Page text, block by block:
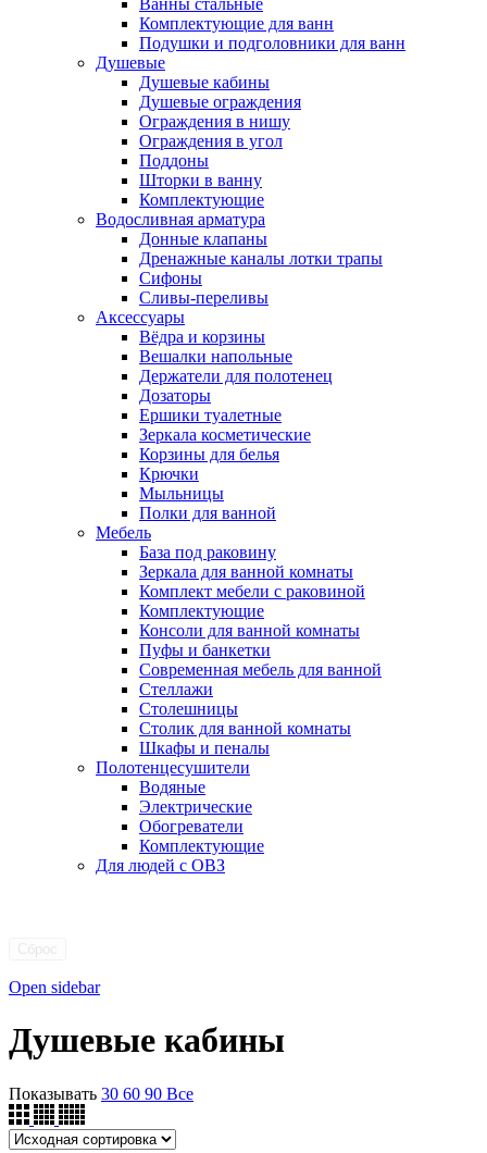
Ванны стальные
Комплектующие для ванн
Подушки и подголовники для ванн
Душевые
Душевые кабины
Душевые ограждения
Ограждения в нишу
Ограждения в угол
Поддоны
Шторки в ванну
Комплектующие
Водосливная арматура
Донные клапаны
Дренажные каналы лотки трапы
Сифоны
Сливы-переливы
Аксессуары
Вёдра и корзины
Вешалки напольные
Держатели для полотенец
Дозаторы
Ершики туалетные
Зеркала косметические
Корзины для белья
Крючки
Мыльницы
Полки для ванной
Мебель
База под раковину
Зеркала для ванной комнаты
Комплект мебели с раковиной
Комплектующие
Консоли для ванной комнаты
Пуфы и банкетки
Современная мебель для ванной
Стеллажи
Столешницы
Столик для ванной комнаты
Шкафы и пеналы
Полотенцесушители
Водяные
Электрические
Обогреватели
Комплектующие
Для людей с ОВЗ
Open sidebar
Душевые кабины
Показывать 30 60 90 Все